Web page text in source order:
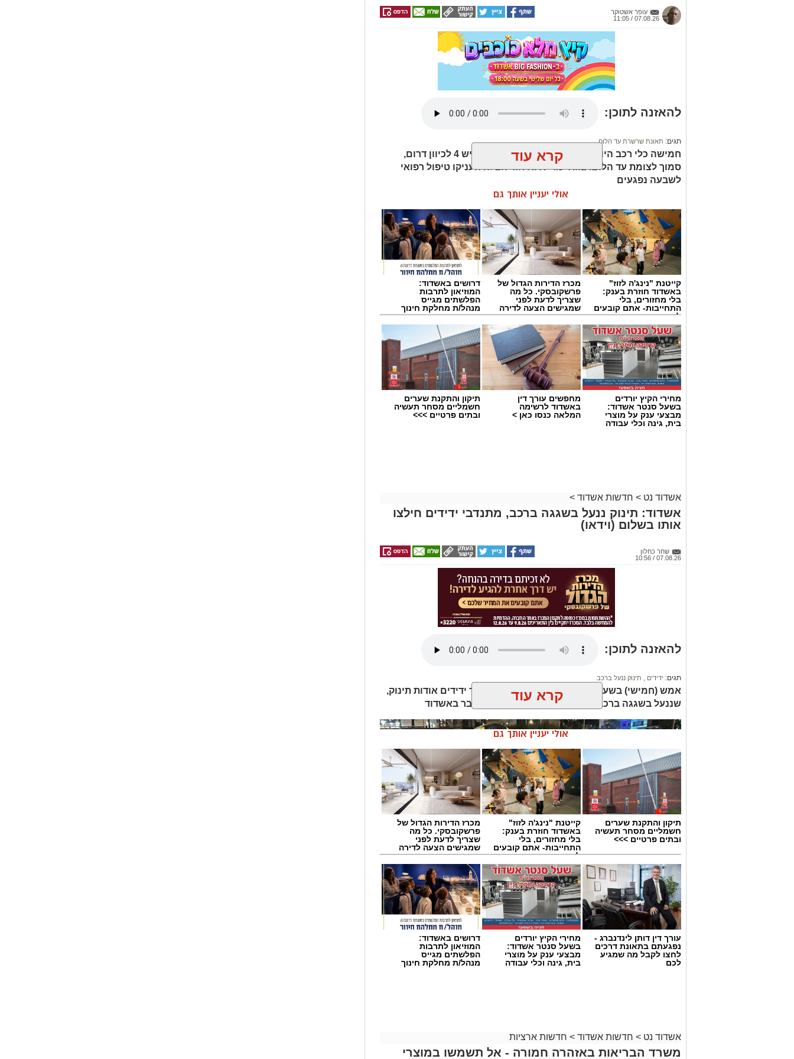
עופר אשטוקר
07.08.26 / 11:05
להאזנה לתוכן:
תגים: תאונת שרשרת עד הלום
חמישה כלי רכב היו מעורבים בתאונת שרשרת בכביש 4 לכיוון דרום,
סמוך לצומת עד הלום. צוותי מד”א ואיחוד הצלה העניקו טיפול רפואי
לשבעה נפגעים
צילום: דוברות איחוד הצלה
נפגעים במצב קל. שניים מהפצועים פונו באמבולנס של איחוד הצלה להמשך טיפול
בבית החולים אסותא באשדוד, בעוד יתר הנפגעים טופלו במקום.
בעקבות התאונה נרשמו עומסי תנועה באזור, והנהגים מתבקשים לנסוע בזהירות
רוצה לעקוב אחרי הערוץ של הקבוצה "אשדוד נט" ב-WhatsApp לחצו כאן
עקבו באינסטגרם
קרא עוד
אולי יעניין אותך גם
קייטנת "נינג'ה לזוז"
באשדוד חוזרת בענק:
בלי מחזורים, בלי
התחייבות- אתם קובעים
לכמה ואיזה ימים
להירשם!
מכרז הדירות הגדול של
פרשקובסקי. כל מה
שצריך לדעת לפני
שמגישים הצעה לדירה
באשדוד
דרושים באשדוד:
המוזיאון לתרבות
הפלשתים מגייס
מנהל/ת מחלקת חינוך
מחירי הקיץ יורדים
בשעל סנטר אשדוד:
מבצעי ענק על מוצרי
בית, גינה וכלי עבודה
מחפשים עורך דין
באשדוד לרשימה
המלאה כנסו כאן >
תיקון והתקנת שערים
חשמליים מסחר תעשיה
ובתים פרטיים >>>
אשדוד נט > חדשות אשדוד >
אשדוד: תינוק ננעל בשגגה ברכב, מתנדבי ידידים חילצו
אותו בשלום (וידאו)
שחר כחלון
07.08.26 / 10:56
להאזנה לתוכן:
תגים: ידידים תינוק ננעל ברכב
אמש (חמישי) בשעה 21:49, התקבלה קריאה במוקד ידידים אודות תינוק,
שננעל בשגגה ברכב לעיני אימו, ברחוב כ״ט בנובמבר באשדוד
מיחידת האופנועים, יחד עם מאיר אבוקרט, מתנדב הסניף המקומי, נענו לקריאה
והגיעו במהירות למקום. באמצעות הציוד הייעודי שברשותם, חילצו המתנדבים את
קרא עוד
אולי יעניין אותך גם
תיקון והתקנת שערים
חשמליים מסחר תעשיה
ובתים פרטיים >>>
קייטנת "נינג'ה לזוז"
באשדוד חוזרת בענק:
בלי מחזורים, בלי
התחייבות- אתם קובעים
לכמה ואיזה ימים
להירשם!
מכרז הדירות הגדול של
פרשקובסקי. כל מה
שצריך לדעת לפני
שמגישים הצעה לדירה
באשדוד
עורך דין דותן לינדנברג -
נפגעתם בתאונת דרכים
לחצו לקבל מה שמגיע
לכם
מחירי הקיץ יורדים
בשעל סנטר אשדוד:
מבצעי ענק על מוצרי
בית, גינה וכלי עבודה
דרושים באשדוד:
המוזיאון לתרבות
הפלשתים מגייס
מנהל/ת מחלקת חינוך
אשדוד נט > חדשות אשדוד > חדשות ארציות
משרד הבריאות באזהרה חמורה - אל תשמשו במוצרי